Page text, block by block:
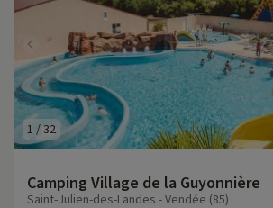
1 /32
Camping Village de la Guyonnière
Saint-Julien-des-Landes - Vendée (85)